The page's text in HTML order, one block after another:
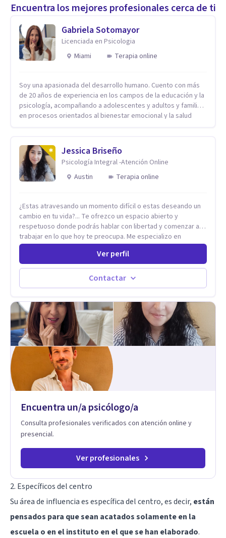
Encuentra los mejores profesionales cerca de ti
Gabriela Sotomayor
Licenciada en Psicologia
Miami
Terapia online
Soy una apasionada del desarrollo humano. Cuento con más
de 20 años de experiencia en los campos de la educación y la
psicología, acompañando a adolescentes y adultos y familias
en procesos orientados al bienestar emocional y la salud
sentido. Considero que esto es posible cuando
desarrollamos una mayor conciencia de nuestro mundo
interior y de la manera en que nuestras experiencias influyen
en nuestra forma de sentir, pensar y relacionarnos. Mi misión
ritmo de cada persona. Integro conocimientos y herramientas
de la psicología con un enfoque informado en trauma para
ayudar a mis clientes a comprender sus conflictos internos,
fortalecer sus recursos personales, desarrollar nuevas
estrategias de afrontamiento y avanzar con mayor claridad,
autoconciencia como un camino fundamental para la
transformación personal y para construir una vida más
auténtica y significativa.
Jessica Briseño
Psicología Integral -Atención Online
Austin
Terapia online
¿Estas atravesando un momento difícil o estas deseando un
cambio en tu vida?... Te ofrezco un espacio abierto y
respetuoso donde podrás hablar con libertad y comenzar a
trabajar en lo que hoy te preocupa. Me especializo en
Trastornos de Ansiedad y a lo largo de mi experiencia
profesional he acompañado a muchas Familias y Parejas con
distintas problemáticas como el manejo del estrés,
Autoestima, Gestión de la Ira, Depresión, Retos en la Crianza,
Codependencia, Celos, entre otros. Cuento con más de 12
trabajado en distintos contextos clínicos con niños,
Adolescentes y Adultos
Ver perfil
Contactar
Encuentra un/a psicólogo/a
Consulta profesionales verificados con atención online y
presencial.
Ver profesionales
2. Específicos del centro
Su área de influencia es específica del centro, es decir, están
pensados para que sean acatados solamente en la
escuela o en el instituto en el que se han elaborado.